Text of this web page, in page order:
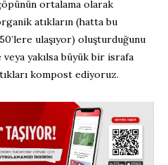
ortalama olarak
atıkların (hatta bu
ulaşıyor) oluşturduğunu
yakılsa büyük bir israfa
kompost ediyoruz.